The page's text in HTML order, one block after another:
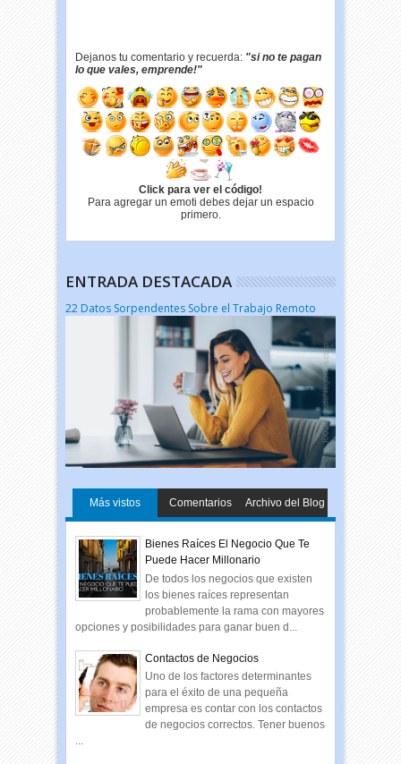
Dejanos tu comentario y recuerda: "si no te pagan
lo que vales, emprende!"
Click para ver el código!
Para agregar un emoti debes dejar un espacio
primero.
ENTRADA DESTACADA
22 Datos Sorpendentes Sobre el Trabajo Remoto
Más vistos Comentarios Archivo del Blog
Bienes Raíces El Negocio Que Te
Puede Hacer Millonario
De todos los negocios que existen
los bienes raíces representan
probablemente la rama con mayores
opciones y posibilidades para ganar buen d...
Contactos de Negocios
Uno de los factores determinantes
para el éxito de una pequeña
empresa es contar con los contactos
de negocios correctos. Tener buenos
...